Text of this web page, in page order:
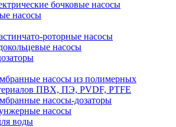
бочковые насосы
насосы
роторные насосы
насосы
насосы из полимерных
ПВХ, ПЭ, PVDF, PTFE
насосы-дозаторы
насосы
воды